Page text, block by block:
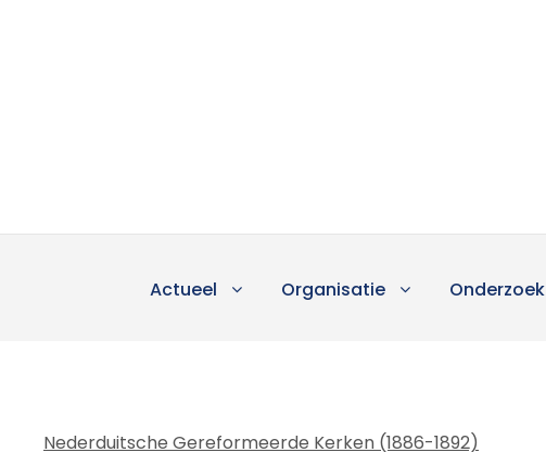
Actueel Organisatie Onderzoek
Nederduitsche Gereformeerde Kerken (1886-1892)